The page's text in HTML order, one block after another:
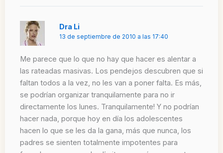
Dra Li
13 de septiembre de 2010 a las 17:40
Me parece que lo que no hay que hacer es alentar a
las rateadas masivas. Los pendejos descubren que si
faltan todos a la vez, no les van a poner falta. Es más,
se podrían organizar tranquilamente para no ir
directamente los lunes. Tranquilamente! Y no podrían
hacer nada, porque hoy en día los adolescentes
hacen lo que se les da la gana, más que nunca, los
padres se sienten totalmente impotentes para